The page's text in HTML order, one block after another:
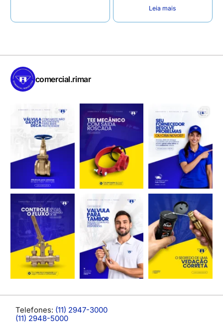
Leia mais
comercial.rimar
Telefones: (11) 2947-3000
(11) 2948-5000